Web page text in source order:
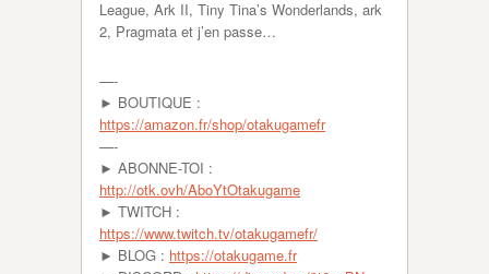
League, Ark II, Tiny Tina’s Wonderlands, ark
2, Pragmata et j’en passe…
—-
► BOUTIQUE :
https://amazon.fr/shop/otakugamefr
—-
► ABONNE-TOI :
http://otk.ovh/AboYtOtakugame
► TWITCH :
https://www.twitch.tv/otakugamefr/
► BLOG : https://otakugame.fr